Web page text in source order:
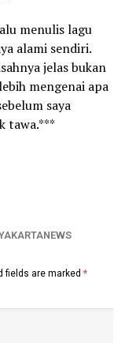
menulis lagu
alami sendiri.
jelas bukan
mengenai apa
saya
tawa.***
fields are marked *